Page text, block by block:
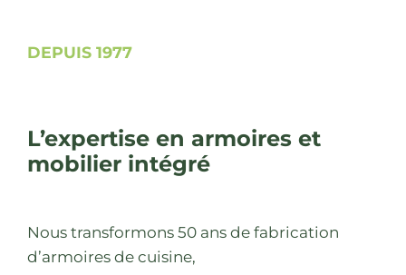
DEPUIS 1977
L’expertise en armoires et
mobilier intégré
Nous transformons 50 ans de fabrication
d’armoires de cuisine,